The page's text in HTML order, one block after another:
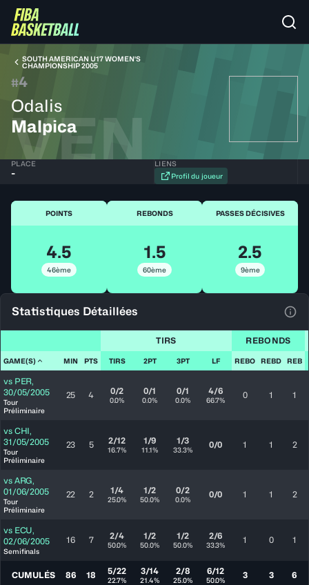
SOUTH AMERICAN U17 WOMEN'S
CHAMPIONSHIP 2005
#4
Odalis
Malpica
VEN
PLACE
-
LIENS
Profil du joueur
POINTS
4.5
46ème
REBONDS
1.5
60ème
PASSES DÉCISIVES
2.5
9ème
Statistiques Détaillées
TIRS REBONDS
GAME(S) MIN PTS TIRS 2PT 3PT LF REBO REBD REB
vs PER,
30/05/2005
Tour
Préliminaire
25 4 0/2
0.0%
0/1
0.0%
0/1
0.0%
4/6
66.7% 0 1 1
vs CHI,
31/05/2005
Tour
Préliminaire
23 5 2/12
16.7%
1/9
11.1%
1/3
33.3% 0/0 1 1 2
vs ARG,
01/06/2005
Tour
Préliminaire
22 2 1/4
25.0%
1/2
50.0%
0/2
0.0% 0/0 1 1 2
vs ECU,
02/06/2005
Semifinals
16 7 2/4
50.0%
1/2
50.0%
1/2
50.0%
2/6
33.3% 1 0 1
CUMULÉS 86 18 5/22
22.7%
3/14
21.4%
2/8
25.0%
6/12
50.0% 3 3 6